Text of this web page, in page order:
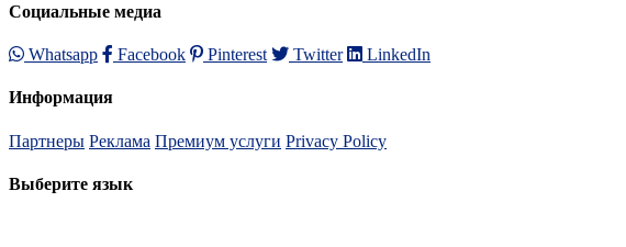
Социальные медиа
Whatsapp Facebook Pinterest Twitter LinkedIn
Информация
Партнеры Реклама Премиум услуги Privacy Policy
Выберите язык